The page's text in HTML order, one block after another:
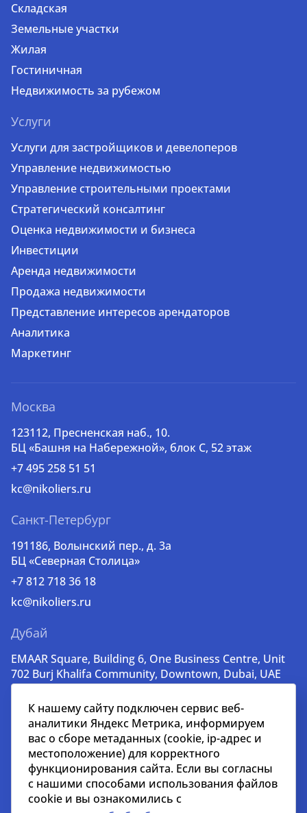
Складская
Земельные участки
Жилая
Гостиничная
Недвижимость за рубежом
Услуги
Услуги для застройщиков и девелоперов
Управление недвижимостью
Управление строительными проектами
Стратегический консалтинг
Оценка недвижимости и бизнеса
Инвестиции
Аренда недвижимости
Продажа недвижимости
Представление интересов арендаторов
Аналитика
Маркетинг
Москва
123112, Пресненская наб., 10.
БЦ «Башня на Набережной», блок С, 52 этаж
+7 495 258 51 51
kc@nikoliers.ru
Санкт-Петербург
191186, Волынский пер., д. 3a
БЦ «Северная Столица»
+7 812 718 36 18
kc@nikoliers.ru
Дубай
EMAAR Square, Building 6, One Business Centre, Unit
702 Burj Khalifa Community, Downtown, Dubai, UAE
lead@nikoliers-global.com
© nikoliers.ru 1994 - 2026
Все права защищены
Информация, представленная на странице, носит
К нашему сайту подключен сервис веб-
аналитики Яндекс Метрика, информируем
вас о сборе метаданных (cookie, ip-адрес и
местоположение) для корректного
функционирования сайта. Если вы согласны
с нашими способами использования файлов
cookie и вы ознакомились с